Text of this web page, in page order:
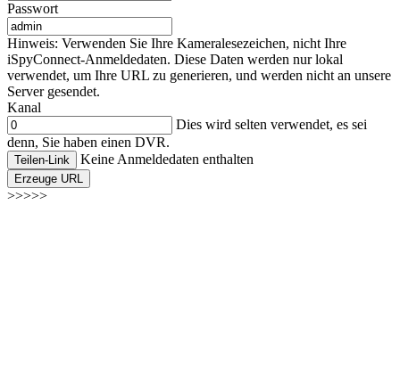
Passwort
Hinweis: Verwenden Sie Ihre Kameralesezeichen, nicht Ihre
iSpyConnect-Anmeldedaten. Diese Daten werden nur lokal
verwendet, um Ihre URL zu generieren, und werden nicht an unsere
Server gesendet.
Kanal
Dies wird selten verwendet, es sei
denn, Sie haben einen DVR.
Teilen-Link Keine Anmeldedaten enthalten
Erzeuge URL
>>>>>